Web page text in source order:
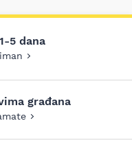
5 dana
građana